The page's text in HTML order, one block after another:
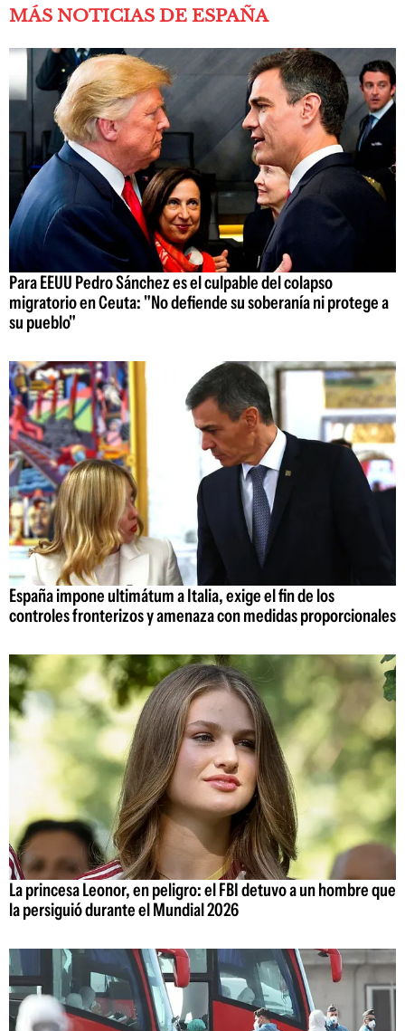
MÁS NOTICIAS DE ESPAÑA
Para EEUU Pedro Sánchez es el culpable del colapso
migratorio en Ceuta: "No defiende su soberanía ni protege a
su pueblo"
España impone ultimátum a Italia, exige el fin de los
controles fronterizos y amenaza con medidas proporcionales
La princesa Leonor, en peligro: el FBI detuvo a un hombre que
la persiguió durante el Mundial 2026